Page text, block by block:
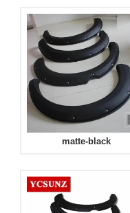
matte-black